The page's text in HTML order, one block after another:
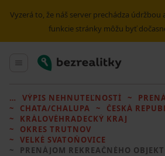
Vyzerá to, že náš server prechádza
funkcie stránky môžu byť
Hlavné menu
Bezrealitky
VÝPIS NEHNUTEĽNOSTÍ
CHATA/CHALUPA
ČESKÁ
KRÁLOVÉHRADECKÝ KRAJ
OKRES TRUTNOV
VELKÉ SVATOŇOVICE
PRENÁJOM REKREAČNÉHO